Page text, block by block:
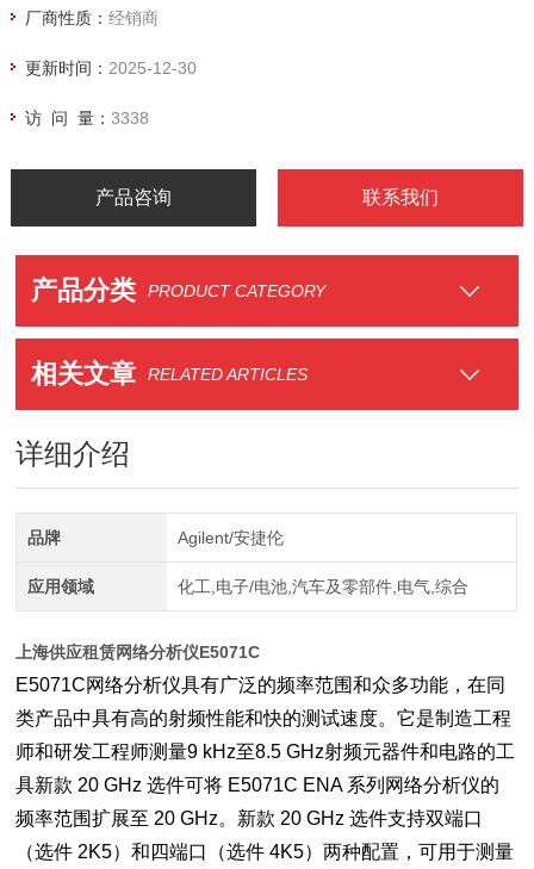
厂商性质： 经销商
更新时间： 2025-12-30
访 问 量： 3338
产品咨询 联系我们
产品分类 PRODUCT CATEGORY
相关文章 RELATED ARTICLES
详细介绍
品牌 Agilent/安捷伦
应用领域 化工,电子/电池,汽车及零部件,电气,综合
上海供应租赁网络分析仪E5071C
E5071C网络分析仪具有广泛的频率范围和众多功能，在同
类产品中具有高的射频性能和快的测试速度。它是制造工程
师和研发工程师测量9 kHz至8.5 GHz射频元器件和电路的工
具新款 20 GHz 选件可将 E5071C ENA 系列网络分析仪的
频率范围扩展至 20 GHz。新款 20 GHz 选件支持双端口
（选件 2K5）和四端口（选件 4K5）两种配置，可用于测量